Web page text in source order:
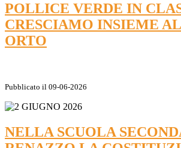
POLLICE VERDE IN
CRESCIAMO INSIEME
ORTO
Pubblicato il 09-06-2026
NELLA SCUOLA